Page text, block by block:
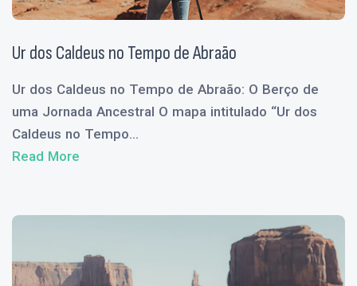
Ur dos Caldeus no Tempo de Abraão
Ur dos Caldeus no Tempo de Abraão: O Berço de
uma Jornada Ancestral O mapa intitulado “Ur dos
Caldeus no Tempo...
Read More